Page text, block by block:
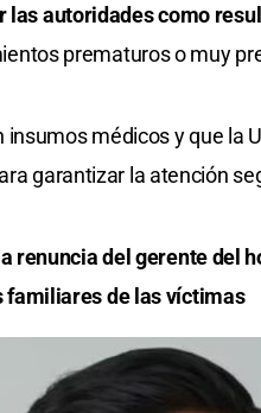
autoridades como
prematuros o muy
médicos y que la
garantizar la atención
renuncia del gerente del
familiares de las víctimas